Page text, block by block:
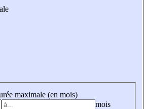
maximale (en mois)
mois